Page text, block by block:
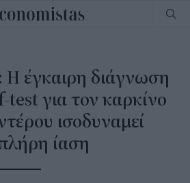
έγκαιρη διάγνωση
για τον καρκίνο
ισοδυναμεί
ίαση